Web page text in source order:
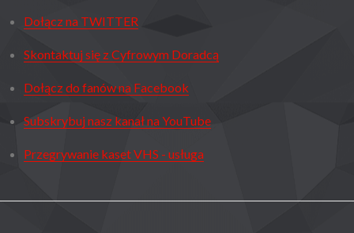
Dołącz na TWITTER
Skontaktuj się z Cyfrowym Doradcą
Dołącz do fanów na Facebook
Subskrybuj nasz kanał na YouTube
Przegrywanie kaset VHS - usługa